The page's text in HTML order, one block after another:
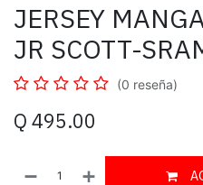
JERSEY
JR SCOTT-
(0 reseña)
Q 495.00